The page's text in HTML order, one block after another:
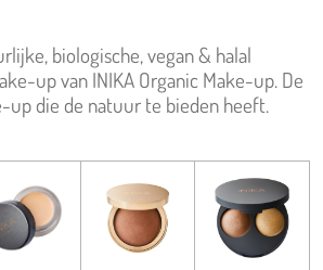
biologische, vegan & halal
up van INIKA Organic Make-up. De
up die de natuur te bieden heeft.